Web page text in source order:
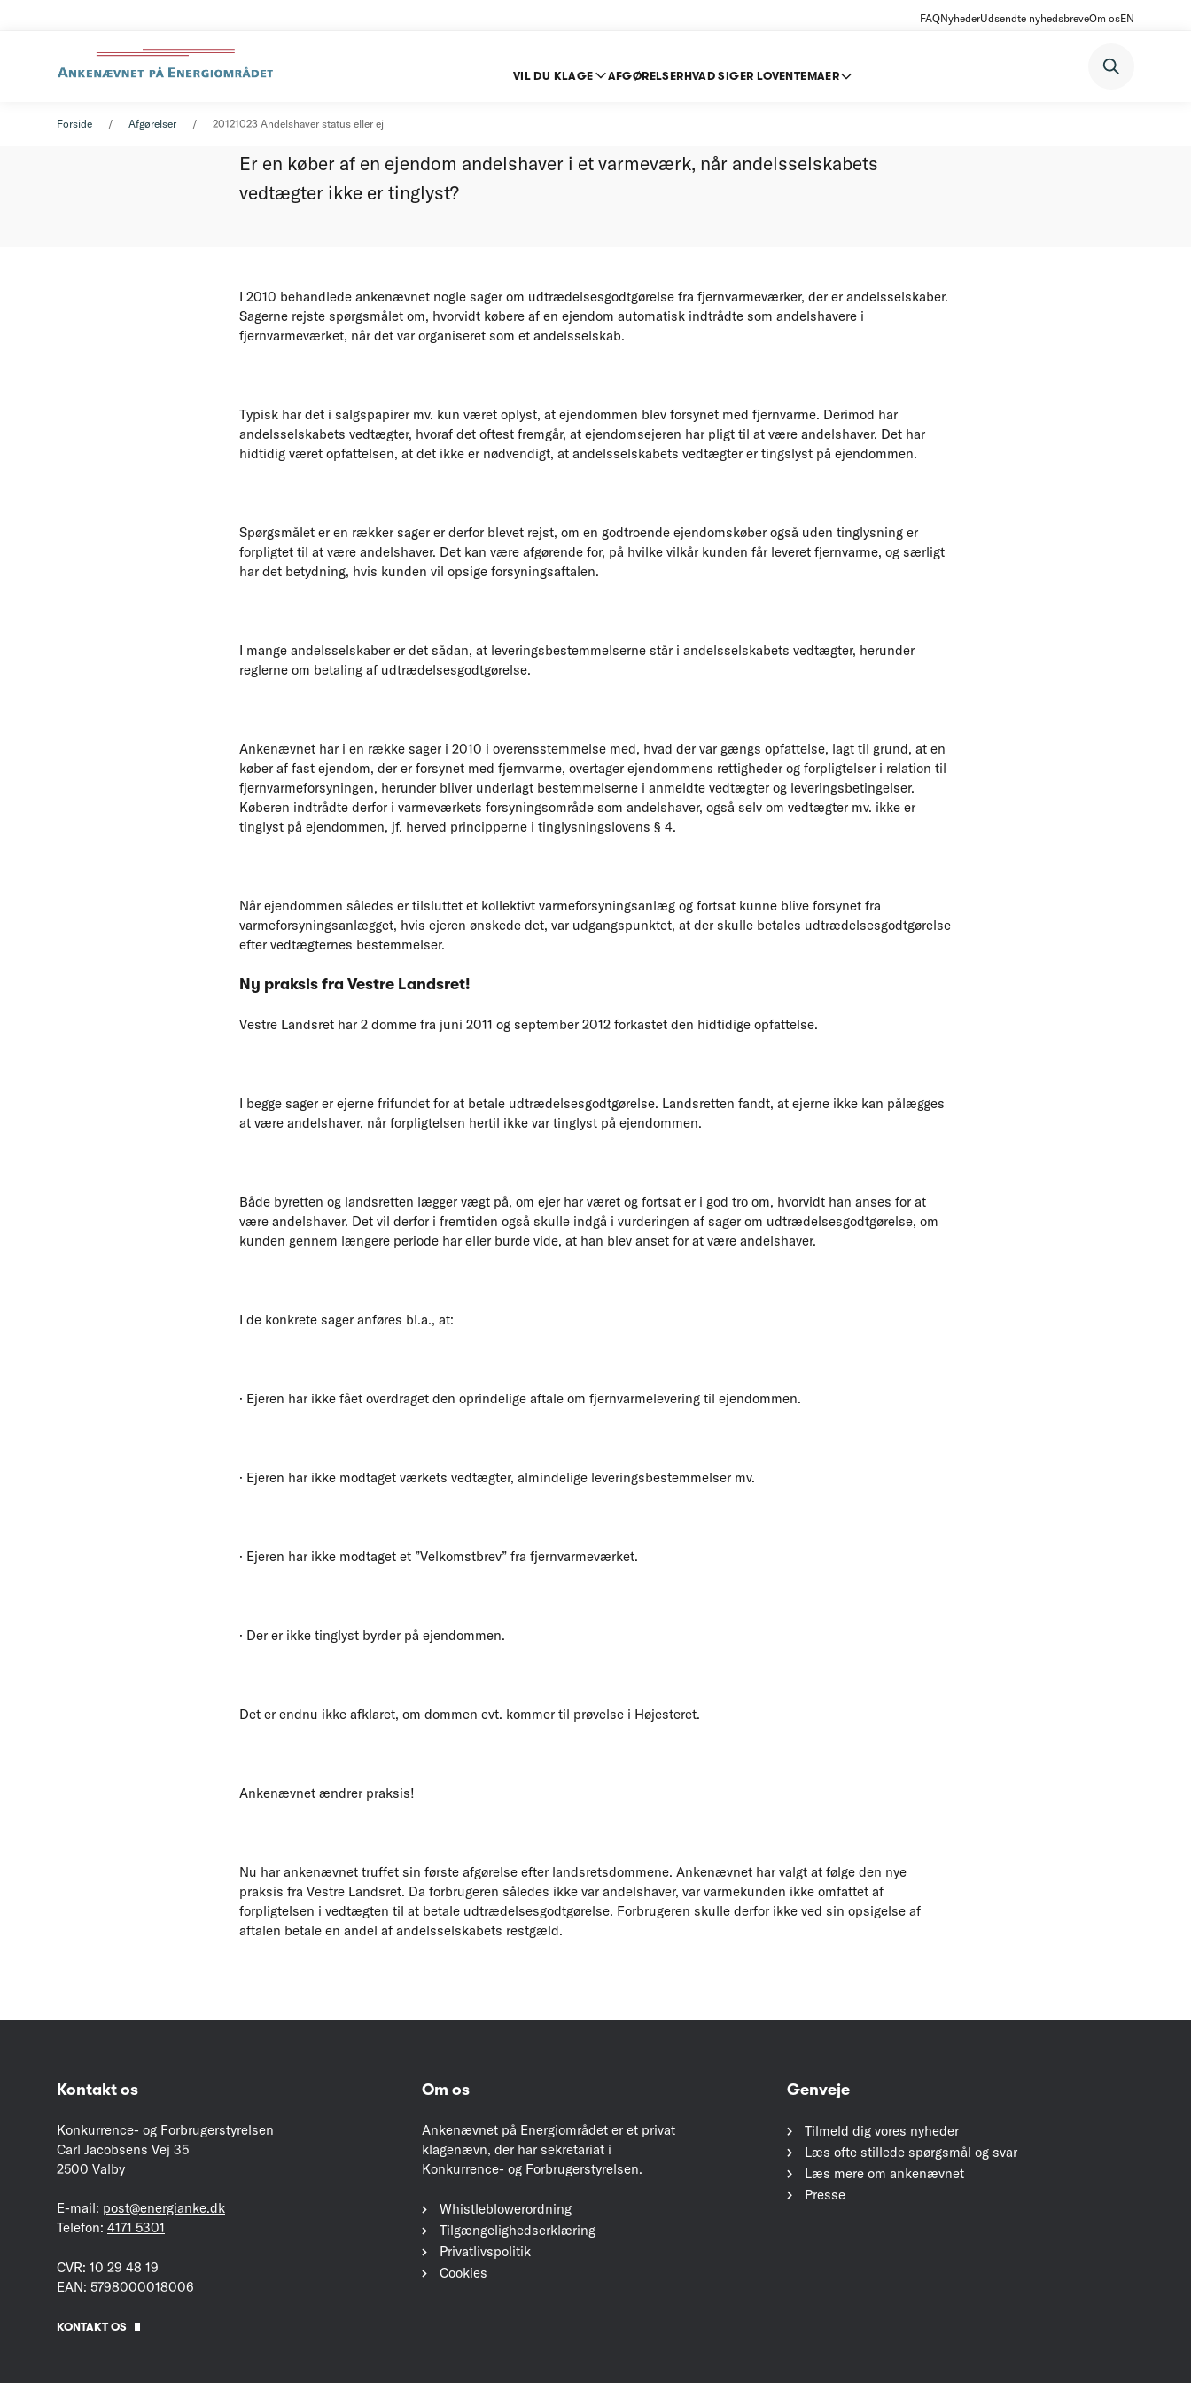
FAQNyhederUdsendte nyhedsbreveOm osEN
VIL DU KLAGE AFGØRELSERHVAD SIGER LOVENTEMAER
Forside Afgørelser 20121023 Andelshaver status eller ej
Er en køber af en ejendom andelshaver i et varmeværk, når andelsselskabets
vedtægter ikke er tinglyst?
I 2010 behandlede ankenævnet nogle sager om udtrædelsesgodtgørelse fra fjernvarmeværker, der er andelsselskaber.
Sagerne rejste spørgsmålet om, hvorvidt købere af en ejendom automatisk indtrådte som andelshavere i
fjernvarmeværket, når det var organiseret som et andelsselskab.
Typisk har det i salgspapirer mv. kun været oplyst, at ejendommen blev forsynet med fjernvarme. Derimod har
andelsselskabets vedtægter, hvoraf det oftest fremgår, at ejendomsejeren har pligt til at være andelshaver. Det har
hidtidig været opfattelsen, at det ikke er nødvendigt, at andelsselskabets vedtægter er tingslyst på ejendommen.
Spørgsmålet er en rækker sager er derfor blevet rejst, om en godtroende ejendomskøber også uden tinglysning er
forpligtet til at være andelshaver. Det kan være afgørende for, på hvilke vilkår kunden får leveret fjernvarme, og særligt
har det betydning, hvis kunden vil opsige forsyningsaftalen.
I mange andelsselskaber er det sådan, at leveringsbestemmelserne står i andelsselskabets vedtægter, herunder
reglerne om betaling af udtrædelsesgodtgørelse.
Ankenævnet har i en række sager i 2010 i overensstemmelse med, hvad der var gængs opfattelse, lagt til grund, at en
køber af fast ejendom, der er forsynet med fjernvarme, overtager ejendommens rettigheder og forpligtelser i relation til
fjernvarmeforsyningen, herunder bliver underlagt bestemmelserne i anmeldte vedtægter og leveringsbetingelser.
Køberen indtrådte derfor i varmeværkets forsyningsområde som andelshaver, også selv om vedtægter mv. ikke er
tinglyst på ejendommen, jf. herved principperne i tinglysningslovens § 4.
Når ejendommen således er tilsluttet et kollektivt varmeforsyningsanlæg og fortsat kunne blive forsynet fra
varmeforsyningsanlægget, hvis ejeren ønskede det, var udgangspunktet, at der skulle betales udtrædelsesgodtgørelse
efter vedtægternes bestemmelser.
Ny praksis fra Vestre Landsret!
Vestre Landsret har 2 domme fra juni 2011 og september 2012 forkastet den hidtidige opfattelse.
I begge sager er ejerne frifundet for at betale udtrædelsesgodtgørelse. Landsretten fandt, at ejerne ikke kan pålægges
at være andelshaver, når forpligtelsen hertil ikke var tinglyst på ejendommen.
Både byretten og landsretten lægger vægt på, om ejer har været og fortsat er i god tro om, hvorvidt han anses for at
være andelshaver. Det vil derfor i fremtiden også skulle indgå i vurderingen af sager om udtrædelsesgodtgørelse, om
kunden gennem længere periode har eller burde vide, at han blev anset for at være andelshaver.
I de konkrete sager anføres bl.a., at:
· Ejeren har ikke fået overdraget den oprindelige aftale om fjernvarmelevering til ejendommen.
· Ejeren har ikke modtaget værkets vedtægter, almindelige leveringsbestemmelser mv.
· Ejeren har ikke modtaget et ”Velkomstbrev” fra fjernvarmeværket.
· Der er ikke tinglyst byrder på ejendommen.
Det er endnu ikke afklaret, om dommen evt. kommer til prøvelse i Højesteret.
Ankenævnet ændrer praksis!
Nu har ankenævnet truffet sin første afgørelse efter landsretsdommene. Ankenævnet har valgt at følge den nye
praksis fra Vestre Landsret. Da forbrugeren således ikke var andelshaver, var varmekunden ikke omfattet af
forpligtelsen i vedtægten til at betale udtrædelsesgodtgørelse. Forbrugeren skulle derfor ikke ved sin opsigelse af
aftalen betale en andel af andelsselskabets restgæld.
Kontakt os
Konkurrence- og Forbrugerstyrelsen
Carl Jacobsens Vej 35
2500 Valby
E-mail: post@energianke.dk
Telefon: 4171 5301
CVR: 10 29 48 19
EAN: 5798000018006
KONTAKT OS
Om os
Ankenævnet på Energiområdet er et privat
klagenævn, der har sekretariat i
Konkurrence- og Forbrugerstyrelsen.
Whistleblowerordning
Tilgængelighedserklæring
Privatlivspolitik
Cookies
Genveje
Tilmeld dig vores nyheder
Læs ofte stillede spørgsmål og svar
Læs mere om ankenævnet
Presse